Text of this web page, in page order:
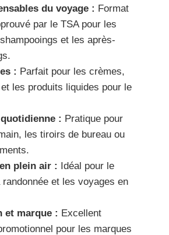
du voyage : Format
par le TSA pour les
et les après-
: Parfait pour les crèmes,
les produits liquides pour le
: Pratique pour
les tiroirs de bureau ou
plein air : Idéal pour le
et les voyages en
et marque : Excellent
pour les marques